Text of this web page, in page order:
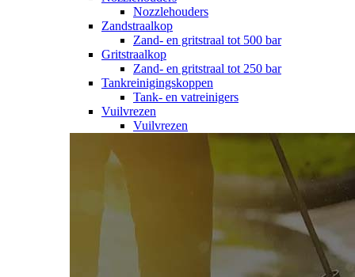
Nozzlehouders
Zandstraalkop
Zand- en gritstraal tot 500 bar
Gritstraalkop
Zand- en gritstraal tot 250 bar
Tankreinigingskoppen
Tank- en vatreinigers
Vuilvrezen
Vuilvrezen